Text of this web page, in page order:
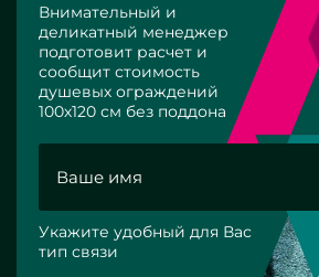
Внимательный и
деликатный менеджер
подготовит расчет и
сообщит стоимость
душевых ограждений
100х120 см без поддона
Укажите удобный для Вас
тип связи